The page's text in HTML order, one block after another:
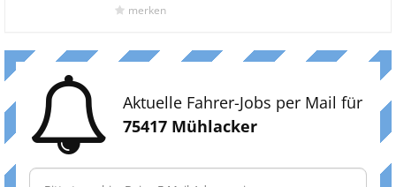
merken
Aktuelle Fahrer-Jobs per Mail für
75417 Mühlacker